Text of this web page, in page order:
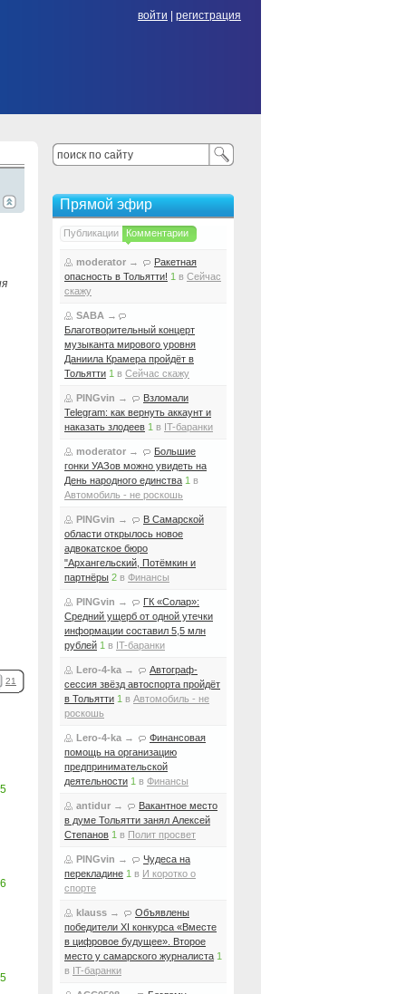
войти регистрация
21
Прямой эфир
Публикации Комментарии
moderator →
Ракетная
опасность в Тольятти! 1 в Сейчас
скажу
SABA →
Благотворительный концерт
музыканта мирового уровня
Даниила Крамера пройдёт в
Тольятти 1 в Сейчас скажу
PINGvin →
Взломали
Telegram: как вернуть аккаунт и
наказать злодеев 1 в IT-баранки
moderator →
Большие
гонки УАЗов можно увидеть на
День народного единства 1 в
Автомобиль - не роскошь
PINGvin →
В Самарской
области открылось новое
адвокатское бюро
"Архангельский, Потёмкин и
партнёры 2 в Финансы
PINGvin →
ГК «Солар»:
Средний ущерб от одной утечки
информации составил 5,5 млн
рублей 1 в IT-баранки
Lero-4-ka →
Автограф-
сессия звёзд автоспорта пройдёт
в Тольятти 1 в Автомобиль - не
роскошь
Lero-4-ka →
Финансовая
помощь на организацию
предпринимательской
деятельности 1 в Финансы
antidur →
Вакантное место
в думе Тольятти занял Алексей
Степанов 1 в Полит просвет
PINGvin →
Чудеса на
перекладине 1 в И коротко о
спорте
klauss →
Объявлены
победители XI конкурса «Вместе
в цифровое будущее». Второе
место у самарского журналиста 1
в IT-баранки